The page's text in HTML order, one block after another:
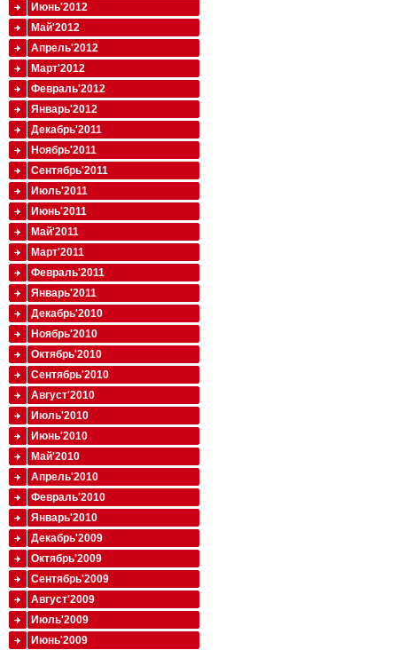
Июнь'2012
Май'2012
Апрель'2012
Март'2012
Февраль'2012
Январь'2012
Декабрь'2011
Ноябрь'2011
Сентябрь'2011
Июль'2011
Июнь'2011
Май'2011
Март'2011
Февраль'2011
Январь'2011
Декабрь'2010
Ноябрь'2010
Октябрь'2010
Сентябрь'2010
Август'2010
Июль'2010
Июнь'2010
Май'2010
Апрель'2010
Февраль'2010
Январь'2010
Декабрь'2009
Октябрь'2009
Сентябрь'2009
Август'2009
Июль'2009
Июнь'2009